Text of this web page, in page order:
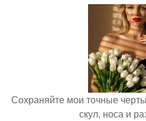
Сохраняйте мои точные
скул, носа и